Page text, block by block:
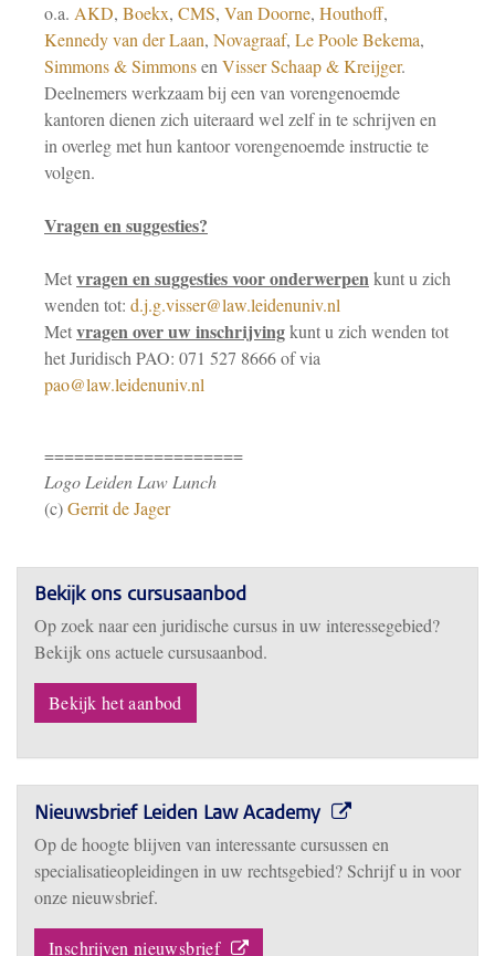
o.a. AKD, Boekx, CMS, Van Doorne, Houthoff,
Kennedy van der Laan, Novagraaf, Le Poole Bekema,
Simmons & Simmonsen Visser Schaap & Kreijger.
Deelnemers werkzaam bij een van vorengenoemde
kantoren dienen zich uiteraard wel zelf in te schrijven en
in overleg met hun kantoor vorengenoemde instructie te
volgen.
Vragen en suggesties?
Metvragen en suggesties voor onderwerpenkunt u zich
wenden tot: d.j.g.visser@law.leidenuniv.nl
Metvragen over uw inschrijvingkunt u zich wenden tot
het Juridisch PAO: 071 527 8666 of via
pao@law.leidenuniv.nl
====================
Logo Leiden Law Lunch
(c)Gerrit de Jager
Bekijk ons cursusaanbod
Op zoek naar een juridische cursus in uw interessegebied?
Bekijk ons actuele cursusaanbod.
Bekijk het aanbod
Nieuwsbrief Leiden Law Academy
Op de hoogte blijven van interessante cursussen en
specialisatieopleidingen in uw rechtsgebied? Schrijf u in voor
onze nieuwsbrief.
Inschrijven nieuwsbrief